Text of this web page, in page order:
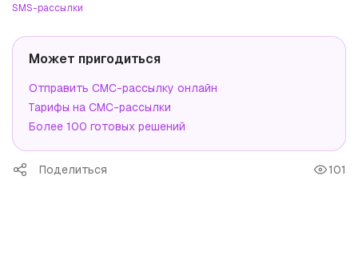
SMS-рассылки
Может пригодиться
Отправить СМС-рассылку онлайн
Тарифы на СМС-рассылки
Более 100 готовых решений
Поделиться 101